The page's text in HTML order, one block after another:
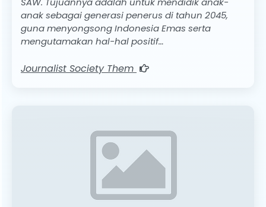
anak sebagai generasi penerus di tahun 2045,
guna menyongsong Indonesia Emas serta
mengutamakan hal-hal positif…
Journalist Society Them